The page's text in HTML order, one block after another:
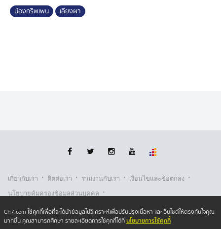
น้องกริพเพน เลียงผา
เกี่ยวกับเรา · ติตต่อเรา · ร่วมงานกับเรา · เงื่อนไขและข้อตกลง ·
นโยบายคุ้มครองข้อมูลส่วนบุคคล ·
นโยบายคุ้มครองข้อมูลส่วนบุคคล (ออนไลน์) · นโยบายคุกกี้ ·
รับเรื่องร้องเรียน
Ch7.com ใช้คุกกี้เพื่อที่จะได้นำข้อมูลไปวิเคราะห์เพื่อปรับปรุงเนื้อหา และเว็บไซต์ให้ตรงกับใจคุณ
มากขึ้น คุณสามารถศึกษา รายละเอียดการใช้คุกกี้ได้ที่นโยบายการใช้คุกกี้